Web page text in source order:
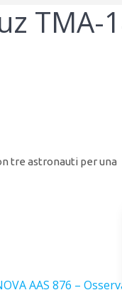
TMA-
tre astronauti per una
AAS 876 –